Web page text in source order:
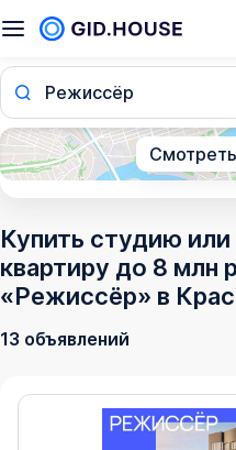
Режиссёр
Купить студию
квартиру до 8 млн
«Режиссёр» в
13 объявлений